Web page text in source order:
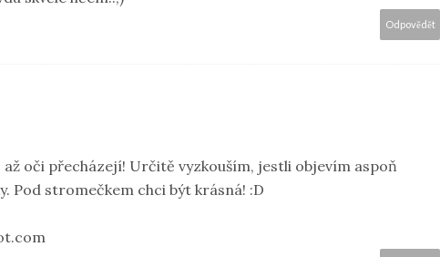
Odpovědět
oči přecházejí! Určitě vyzkouším, jestli objevím aspoň
Pod stromečkem chci být krásná! :D